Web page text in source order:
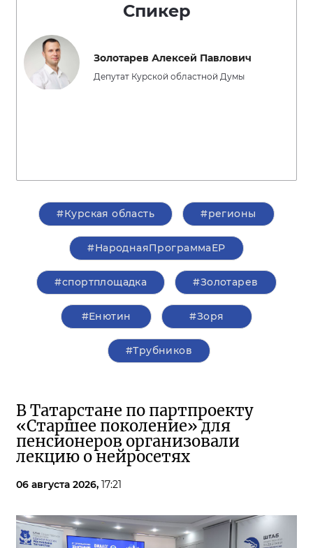
Спикер
Золотарев Алексей Павлович
Депутат Курской областной Думы
#Курская область #регионы
#НароднаяПрограммаЕР
#спортплощадка #Золотарев
#Енютин #Зоря
#Трубников
В Татарстане по партпроекту
«Старшее поколение» для
пенсионеров организовали
лекцию о нейросетях
06 августа 2026, 17:21